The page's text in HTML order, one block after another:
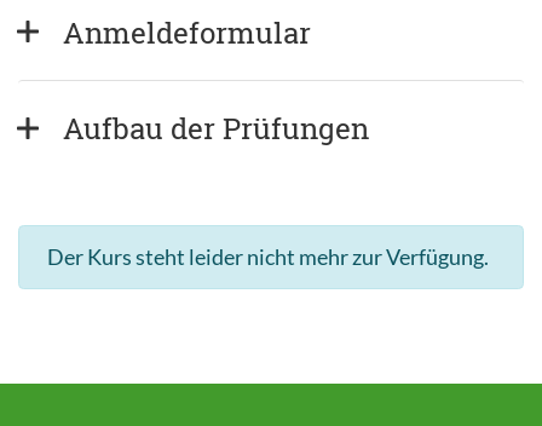
Anmeldeformular
Aufbau der Prüfungen
Der Kurs steht leider nicht mehr zur Verfügung.